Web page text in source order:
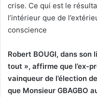
crise. Ce qui est le
l’intérieur que de
conscience
Robert BOUGI, dans
tout », affirme que l’ex-
vainqueur de l’élection
que Monsieur GBAGBO